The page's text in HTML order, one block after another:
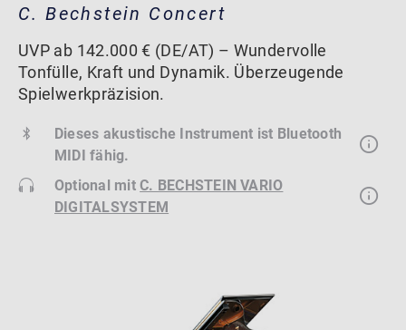
C. Bechstein Concert
UVP ab 142.000 € (DE/AT) – Wundervolle
Tonfülle, Kraft und Dynamik. Überzeugende
Spielwerkpräzision.
Dieses akustische Instrument ist Bluetooth
MIDI fähig.
Optional mitC. BECHSTEIN VARIO
DIGITALSYSTEM